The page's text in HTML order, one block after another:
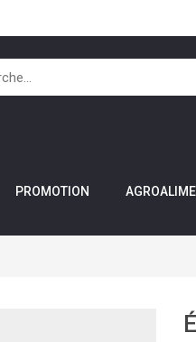
PROMOTION